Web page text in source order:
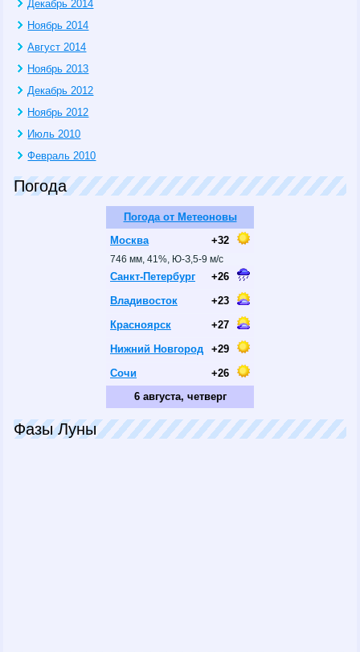
Декабрь 2014
Ноябрь 2014
Август 2014
Ноябрь 2013
Декабрь 2012
Ноябрь 2012
Июль 2010
Февраль 2010
Погода
Погода от Метеоновы
Москва
+32
746 мм, 41%, Ю-З,5-9 м/с
Санкт-Петербург
+26
Владивосток
+23
Красноярск
+27
Нижний Новгород
+29
Сочи
+26
6 августа, четверг
Фазы Луны